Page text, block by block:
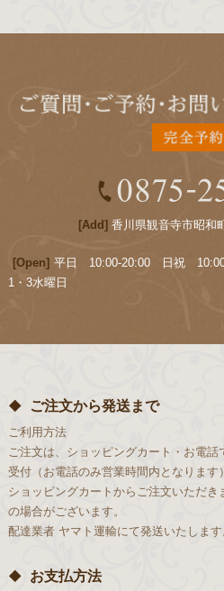
[Add] 香川県観音寺市昭和
[Open] 平日 10:00-20:00 日祝
1・3水曜日
ご注文から発送まで
ご利用方法
ご注文は、ショッピングカート・お電話
受付（お電話のみ営業時間内となります
ショッピングカートからご注文いただ
の場合がございます。
配達業者 ヤマト運輸にて発送いたします
お支払方法